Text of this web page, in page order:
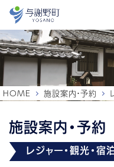
施設案内・予約
レジャー・観光・宿
HOME 施設案内・予約